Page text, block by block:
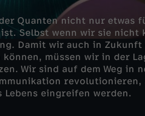
Quanten nicht nur etwas
Selbst wenn wir sie nicht
Damit wir auch in Zukunft
müssen wir in der
Wir sind auf dem Weg in
revolutionieren,
eingreifen werden.